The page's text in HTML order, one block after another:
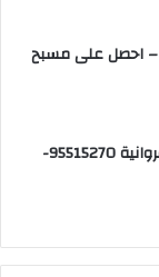
– احصل على مسبح
شركة كشف خرير المياه بالفروانية 95515270-